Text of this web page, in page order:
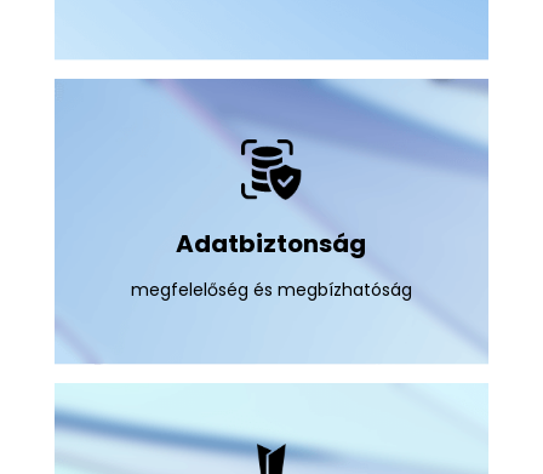
Adatbiztonság
megfelelőség és megbízhatóság